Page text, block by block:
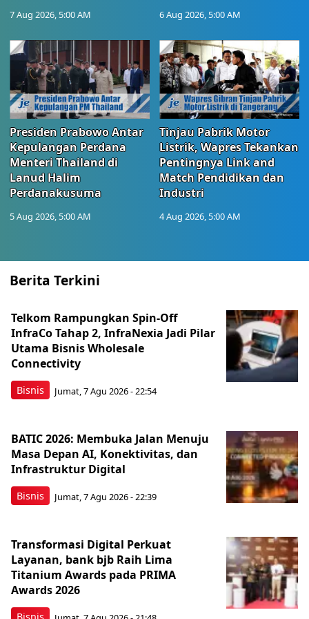
7 Aug 2026, 5:00 AM 6 Aug 2026, 5:00 AM
Presiden Prabowo Antar
Kepulangan Perdana
Menteri Thailand di
Lanud Halim
Perdanakusuma
5 Aug 2026, 5:00 AM
Tinjau Pabrik Motor
Listrik, Wapres Tekankan
Pentingnya Link and
Match Pendidikan dan
Industri
4 Aug 2026, 5:00 AM
Berita Terkini
Bisnis
Telkom Rampungkan Spin-Off
InfraCo Tahap 2, InfraNexia Jadi Pilar
Utama Bisnis Wholesale
Connectivity
Jumat, 7 Agu 2026 - 22:54
Bisnis
BATIC 2026: Membuka Jalan Menuju
Masa Depan AI, Konektivitas, dan
Infrastruktur Digital
Jumat, 7 Agu 2026 - 22:39
Transformasi Digital Perkuat
Layanan, bank bjb Raih Lima
Titanium Awards pada PRIMA
Awards 2026